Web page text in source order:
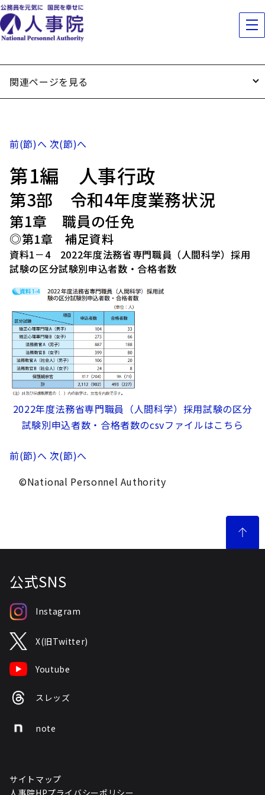
関連ページを見る
前(節)へ 次(節)へ
第1編 人事行政
第3部 令和4年度業務状況
第1章 職員の任免
◎第1章 補足資料
資料1－4 2022年度法務省専門職員（人間科学）採用
試験の区分試験別申込者数・合格者数
2022年度法務省専門職員（人間科学）採用試験の区分
試験別申込者数・合格者数のcsvファイルはこちら
前(節)へ 次(節)へ
©National Personnel Authority
公式SNS
Instagram
X(旧Twitter)
Youtube
スレッズ
note
サイトマップ
人事院HPプライバシーポリシー